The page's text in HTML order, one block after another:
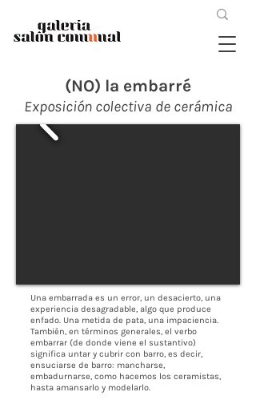
(NO) la embarré
Exposición colectiva de cerámica
Una embarrada es un error, un desacierto, una
experiencia desagradable, algo que produce
enfado. Una metida de pata, una impaciencia.
También, en términos generales, el verbo
embarrar (de donde viene el sustantivo)
significa untar y cubrir con barro, es decir,
ensuciarse de barro: mancharse,
embadurnarse, como hacemos los ceramistas,
hasta amansarlo y modelarlo.